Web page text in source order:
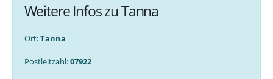
Weitere Infos zu Tanna
Ort:Tanna
Postleitzahl:07922